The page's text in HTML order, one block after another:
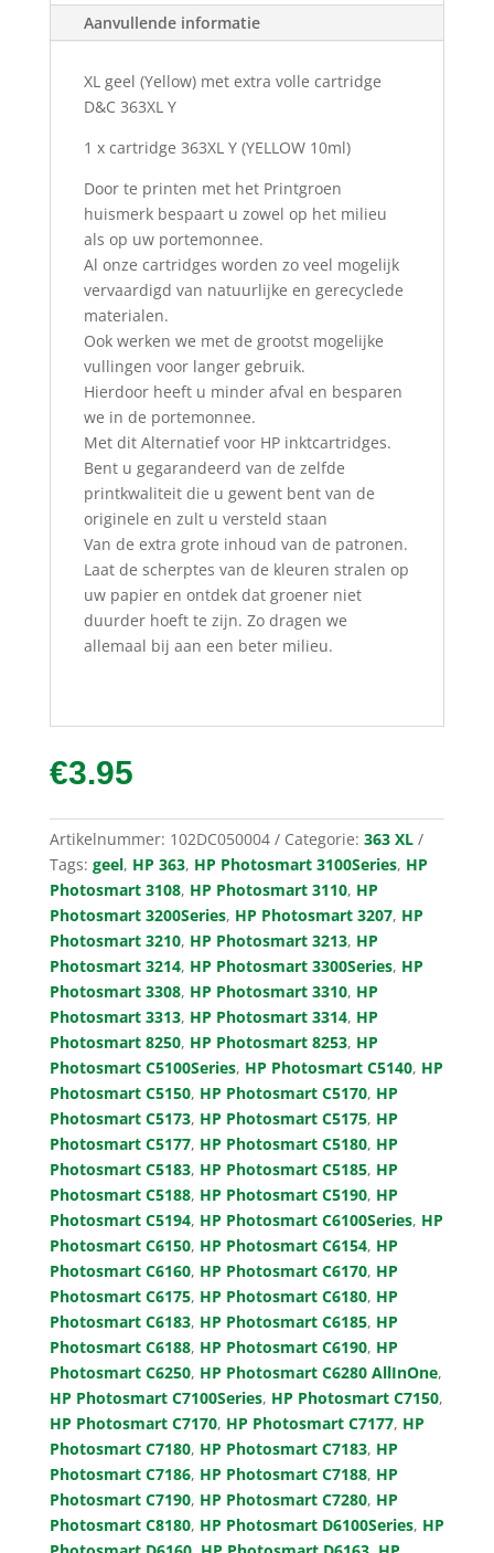
(10ML)
aantal
Aanvullende informatie
XL geel (Yellow) met extra volle cartridge
D&C 363XL Y
1 x cartridge 363XL Y (YELLOW 10ml)
Door te printen met het Printgroen
huismerk bespaart u zowel op het milieu
als op uw portemonnee.
Al onze cartridges worden zo veel mogelijk
vervaardigd van natuurlijke en gerecyclede
materialen.
Ook werken we met de grootst mogelijke
vullingen voor langer gebruik.
Hierdoor heeft u minder afval en besparen
we in de portemonnee.
Met dit Alternatief voor HP inktcartridges.
Bent u gegarandeerd van de zelfde
printkwaliteit die u gewent bent van de
originele en zult u versteld staan
Van de extra grote inhoud van de patronen.
Laat de scherptes van de kleuren stralen op
uw papier en ontdek dat groener niet
duurder hoeft te zijn. Zo dragen we
allemaal bij aan een beter milieu.
€3.95
Artikelnummer: 102DC050004 Categorie: 363 XL
Tags: geel, HP 363, HP Photosmart 3100Series, HP
Photosmart 3108, HP Photosmart 3110, HP
Photosmart 3200Series, HP Photosmart 3207, HP
Photosmart 3210, HP Photosmart 3213, HP
Photosmart 3214, HP Photosmart 3300Series, HP
Photosmart 3308, HP Photosmart 3310, HP
Photosmart 3313, HP Photosmart 3314, HP
Photosmart 8250, HP Photosmart 8253, HP
Photosmart C5100Series, HP Photosmart C5140, HP
Photosmart C5150, HP Photosmart C5170, HP
Photosmart C5173, HP Photosmart C5175, HP
Photosmart C5177, HP Photosmart C5180, HP
Photosmart C5183, HP Photosmart C5185, HP
Photosmart C5188, HP Photosmart C5190, HP
Photosmart C5194, HP Photosmart C6100Series, HP
Photosmart C6150, HP Photosmart C6154, HP
Photosmart C6160, HP Photosmart C6170, HP
Photosmart C6175, HP Photosmart C6180, HP
Photosmart C6183, HP Photosmart C6185, HP
Photosmart C6188, HP Photosmart C6190, HP
Photosmart C6250, HP Photosmart C6280 AllInOne,
HP Photosmart C7100Series, HP Photosmart C7150,
HP Photosmart C7170, HP Photosmart C7177, HP
Photosmart C7180, HP Photosmart C7183, HP
Photosmart C7186, HP Photosmart C7188, HP
Photosmart C7190, HP Photosmart C7280, HP
Photosmart C8180, HP Photosmart D6100Series, HP